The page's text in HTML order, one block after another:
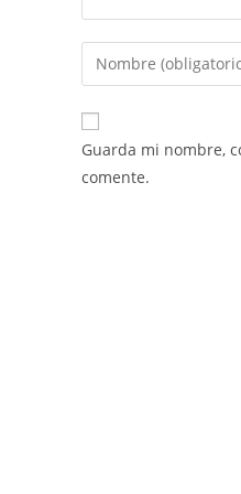
Guarda mi nombre,
comente.